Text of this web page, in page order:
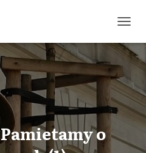
R
Z
Ł
Ą
C
W
o